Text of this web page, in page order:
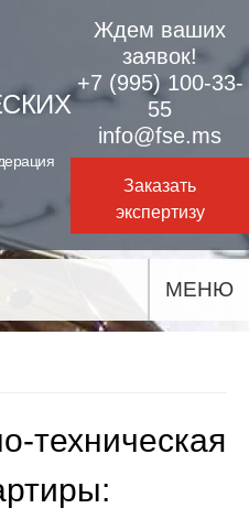
Ждем ваших
заявок!
+7 (995) 100-33-
55
info@fse.ms
Заказать
экспертизу
МЕНЮ
техническая